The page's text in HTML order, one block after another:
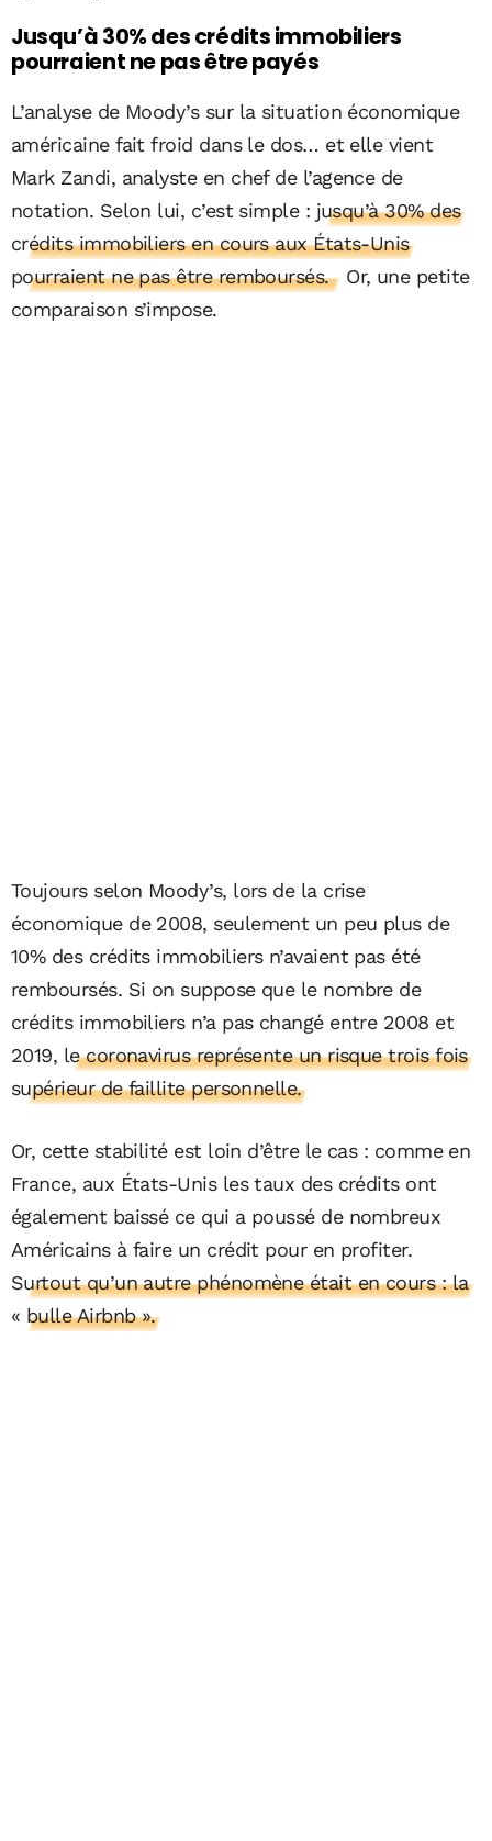
Jusqu’à 30% des crédits immobiliers
pourraient ne pas être payés
L’analyse de Moody’s sur la situation économique
américaine fait froid dans le dos… et elle vient
Mark Zandi, analyste en chef de l’agence de
notation. Selon lui, c’est simple : jusqu’à 30% des
crédits immobiliers en cours aux États-Unis
pourraient ne pas être remboursés. Or, une petite
comparaison s’impose.
Toujours selon Moody’s, lors de la crise
économique de 2008, seulement un peu plus de
10% des crédits immobiliers n’avaient pas été
remboursés. Si on suppose que le nombre de
crédits immobiliers n’a pas changé entre 2008 et
2019, le coronavirus représente un risque trois fois
supérieur de faillite personnelle.
Or, cette stabilité est loin d’être le cas : comme en
France, aux États-Unis les taux des crédits ont
également baissé ce qui a poussé de nombreux
Américains à faire un crédit pour en profiter.
Surtout qu’un autre phénomène était en cours : la
« bulle Airbnb ».